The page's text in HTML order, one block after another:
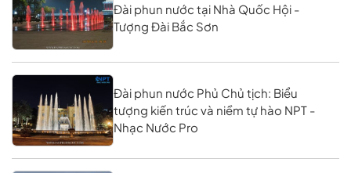
Đài phun nước tại Nhà Quốc Hội -
Tượng Đài Bắc Sơn
Đài phun nước Phủ Chủ tịch: Biểu
tượng kiến trúc và niềm tự hào NPT -
Nhạc Nước Pro